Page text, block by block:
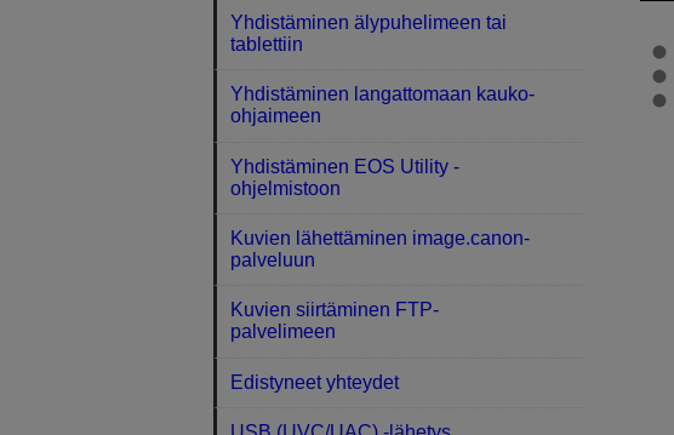
Yhdistäminen älypuhelimeen tai
tablettiin
Yhdistäminen langattomaan kauko-
ohjaimeen
Yhdistäminen EOS Utility -
ohjelmistoon
Kuvien lähettäminen image.canon-
palveluun
Kuvien siirtäminen FTP-
palvelimeen
Edistyneet yhteydet